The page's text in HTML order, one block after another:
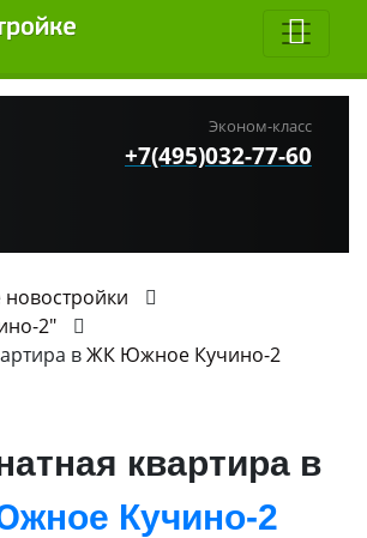
Эконом-класс
+7(495)032-77-60
новостройки
2"
вЖК Южное Кучино-2
квартира в
Кучино-2